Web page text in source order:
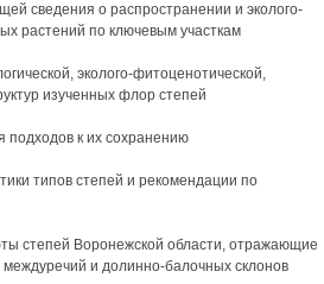
сведения о распространении и эколого-
растений по ключевым участкам
эколого-фитоценотической,
изученных флор степей
подходов к их сохранению
типов степей и рекомендации по
степей Воронежской области, отражающие
и долинно-балочных склонов